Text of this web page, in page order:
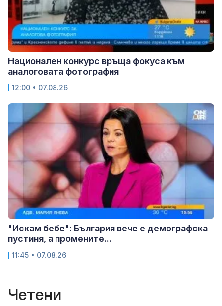
Национален конкурс връща фокуса към
аналоговата фотография
12:00 • 07.08.26
"Искам бебе": България вече е демографска
пустиня, а промените...
11:45 • 07.08.26
Четени